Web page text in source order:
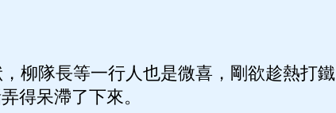
柳隊長等一行人也是微喜，剛欲趁熱打鐵
得呆滯了下來。